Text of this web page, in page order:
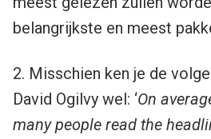
belangrijkste en meest
2. Misschien ken je de
David Ogilvy wel: ‘On
many people read the